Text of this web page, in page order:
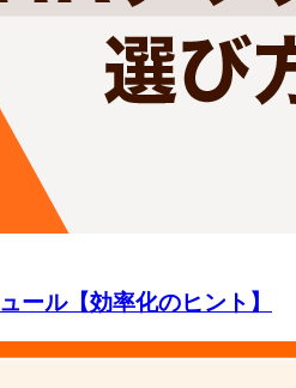
ール【効率化のヒント】